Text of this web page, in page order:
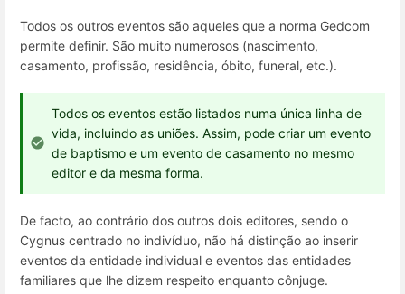
Todos os outros eventos são aqueles que a norma Gedcom
permite definir. São muito numerosos (nascimento,
casamento, profissão, residência, óbito, funeral, etc.).
Todos os eventos estão listados numa única linha de
vida, incluindo as uniões. Assim, pode criar um evento
de baptismo e um evento de casamento no mesmo
editor e da mesma forma.
De facto, ao contrário dos outros dois editores, sendo o
Cygnus centrado no indivíduo, não há distinção ao inserir
eventos da entidade individual e eventos das entidades
familiares que lhe dizem respeito enquanto cônjuge.